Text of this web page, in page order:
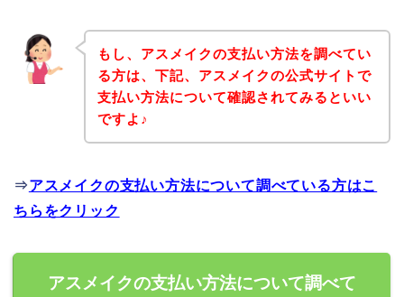
もし、アスメイクの支払い方法を調べてい
る方は、下記、アスメイクの公式サイトで
支払い方法について確認されてみるといい
ですよ♪
⇒アスメイクの支払い方法について調べている方はこ
ちらをクリック
アスメイクの支払い方法について調べて